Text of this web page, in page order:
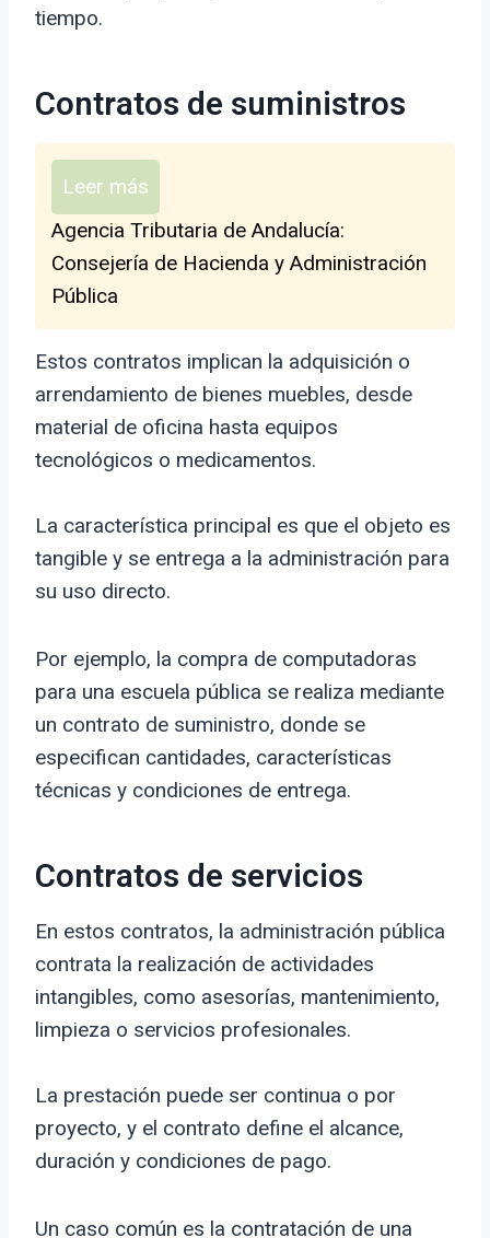
tiempo.
Contratos de suministros
Leer más
Agencia Tributaria de Andalucía:
Consejería de Hacienda y Administración
Pública
Estos contratos implican la adquisición o
arrendamiento de bienes muebles, desde
material de oficina hasta equipos
tecnológicos o medicamentos.
La característica principal es que el objeto es
tangible y se entrega a la administración para
su uso directo.
Por ejemplo, la compra de computadoras
para una escuela pública se realiza mediante
un contrato de suministro, donde se
especifican cantidades, características
técnicas y condiciones de entrega.
Contratos de servicios
En estos contratos, la administración pública
contrata la realización de actividades
intangibles, como asesorías, mantenimiento,
limpieza o servicios profesionales.
La prestación puede ser continua o por
proyecto, y el contrato define el alcance,
duración y condiciones de pago.
Un caso común es la contratación de una